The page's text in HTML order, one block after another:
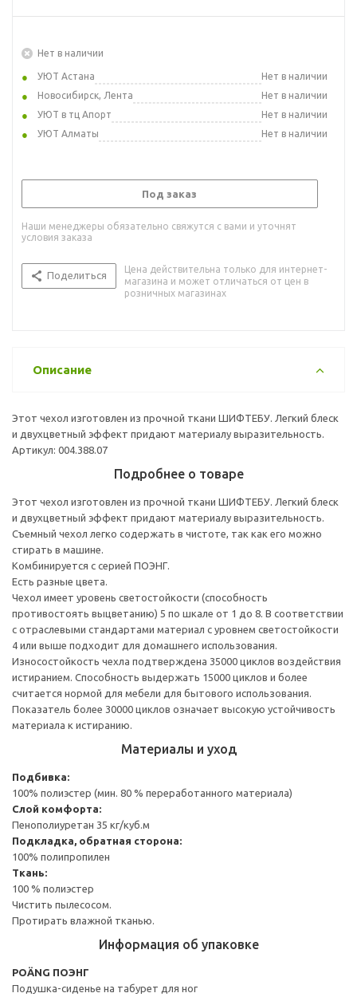
Нет в наличии
УЮТ Астана
Нет в наличии
Новосибирск, Лента
Нет в наличии
УЮТ в тц Апорт
Нет в наличии
УЮТ Алматы
Нет в наличии
Под заказ
Наши менеджеры обязательно свяжутся с вами и уточнят
условия заказа
Поделиться
Цена действительна только для интернет-
магазина и может отличаться от цен в
розничных магазинах
Описание
Этот чехол изготовлен из прочной ткани ШИФТЕБУ. Легкий блеск
и двухцветный эффект придают материалу выразительность.
Артикул: 004.388.07
Подробнее о товаре
Этот чехол изготовлен из прочной ткани ШИФТЕБУ. Легкий блеск
и двухцветный эффект придают материалу выразительность.
Съемный чехол легко содержать в чистоте, так как его можно
стирать в машине.
Комбинируется с серией ПОЭНГ.
Есть разные цвета.
Чехол имеет уровень светостойкости (способность
противостоять выцветанию) 5 по шкале от 1 до 8. В соответствии
с отраслевыми стандартами материал с уровнем светостойкости
4 или выше подходит для домашнего использования.
Износостойкость чехла подтверждена 35000 циклов воздействия
истиранием. Способность выдержать 15000 циклов и более
считается нормой для мебели для бытового использования.
Показатель более 30000 циклов означает высокую устойчивость
материала к истиранию.
Материалы и уход
Подбивка:
100% полиэстер (мин. 80 % переработанного материала)
Слой комфорта:
Пенополиуретан 35 кг/куб.м
Подкладка, обратная сторона:
100% полипропилен
Ткань:
100 % полиэстер
Чистить пылесосом.
Протирать влажной тканью.
Информация об упаковке
POÄNG ПОЭНГ
Подушка-сиденье на табурет для ног